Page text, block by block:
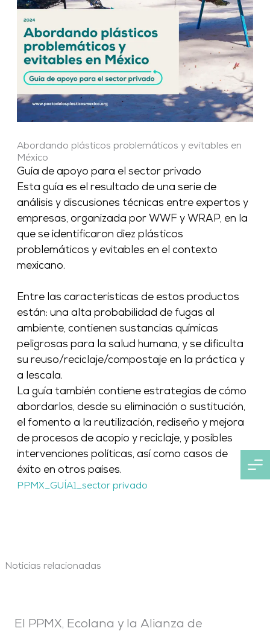
Abordando plásticos problemáticos y evitables en
México
Guía de apoyo para el sector privado
Esta guía es el resultado de una serie de
análisis y discusiones técnicas entre expertos y
empresas, organizada por WWF y WRAP, en la
que se identificaron diez plásticos
problemáticos y evitables en el contexto
mexicano.
Entre las características de estos productos
están: una alta probabilidad de fugas al
ambiente, contienen sustancias químicas
peligrosas para la salud humana, y se dificulta
su reuso/reciclaje/compostaje en la práctica y
a lescala.
La guía también contiene estrategias de cómo
abordarlos, desde su eliminación o sustitución,
el fomento a la reutilización, rediseño y mejora
de procesos de acopio y reciclaje, y posibles
intervenciones políticas, así como casos de
éxito en otros países.
PPMX_GUÍA1_sector privado
Noticias relacionadas
El PPMX, Ecolana y la Alianza de